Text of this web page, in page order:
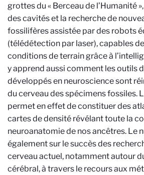
grottes du « Berceau de l’Humanité
des cavités et la recherche de
fossilifères assistée par des robots
(télédétection par laser), capables
conditions de terrain grâce à
y apprend aussi comment les outils
développés en neuroscience sont
du cerveau des spécimens fossiles.
permet en effet de constituer des
cartes de densité révélant toute la
neuroanatomie de nos ancêtres. Le
également sur le succès des
cerveau actuel, notamment autour
cérébral, à travers le recours aux